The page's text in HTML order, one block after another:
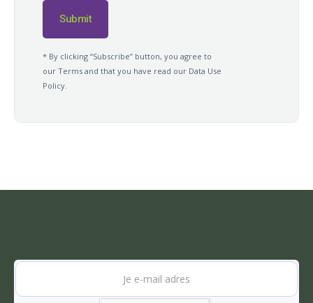
* By clicking “Subscribe” button, you agree to
our Terms and that you have read our Data Use
Policy.